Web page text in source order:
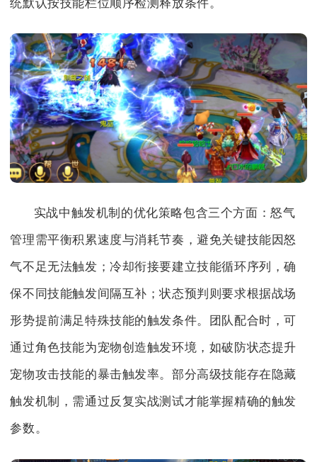
统默认按技能栏位顺序检测释放条件。
实战中触发机制的优化策略包含三个方面：怒气
管理需平衡积累速度与消耗节奏，避免关键技能因怒
气不足无法触发；冷却衔接要建立技能循环序列，确
保不同技能触发间隔互补；状态预判则要求根据战场
形势提前满足特殊技能的触发条件。团队配合时，可
通过角色技能为宠物创造触发环境，如破防状态提升
宠物攻击技能的暴击触发率。部分高级技能存在隐藏
触发机制，需通过反复实战测试才能掌握精确的触发
参数。